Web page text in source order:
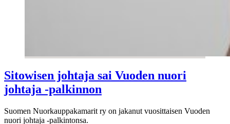
Sitowisen johtaja sai Vuoden nuori
johtaja -palkinnon
Suomen Nuorkauppakamarit ry on jakanut vuosittaisen Vuoden
nuori johtaja -palkintonsa.